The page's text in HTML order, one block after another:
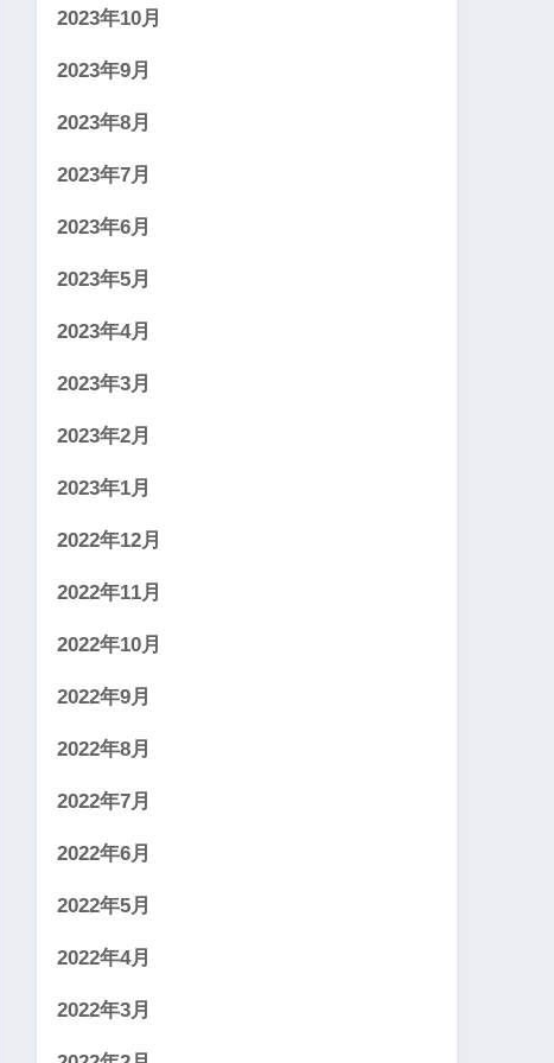
2023年10月
2023年9月
2023年8月
2023年7月
2023年6月
2023年5月
2023年4月
2023年3月
2023年2月
2023年1月
2022年12月
2022年11月
2022年10月
2022年9月
2022年8月
2022年7月
2022年6月
2022年5月
2022年4月
2022年3月